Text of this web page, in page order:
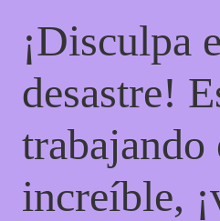
¡Disculpa
desastre!
trabajando
increíble,